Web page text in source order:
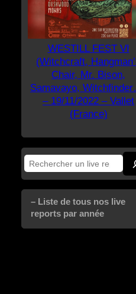
WESTILL FEST VI
(Witchcraft,
Chair, Mr. Bison,
Samavayo,
– 19/11/2022 – Vallet
(France)
Rechercher
– Liste de tous nos live
reports par année